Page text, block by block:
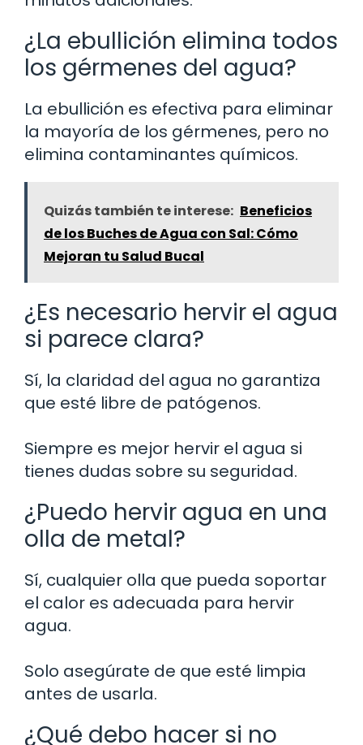
¿La ebullición elimina todos
los gérmenes del agua?
La ebullición es efectiva para eliminar
la mayoría de los gérmenes, pero no
elimina contaminantes químicos.
Quizás también te interese: Beneficios
de los Buches de Agua con Sal: Cómo
Mejoran tu Salud Bucal
¿Es necesario hervir el agua
si parece clara?
Sí, la claridad del agua no garantiza
que esté libre de patógenos.
Siempre es mejor hervir el agua si
tienes dudas sobre su seguridad.
¿Puedo hervir agua en una
olla de metal?
Sí, cualquier olla que pueda soportar
el calor es adecuada para hervir
agua.
Solo asegúrate de que esté limpia
antes de usarla.
¿Qué debo hacer si no